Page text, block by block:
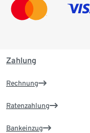
Zahlung
Rechnung
Ratenzahlung
Bankeinzug